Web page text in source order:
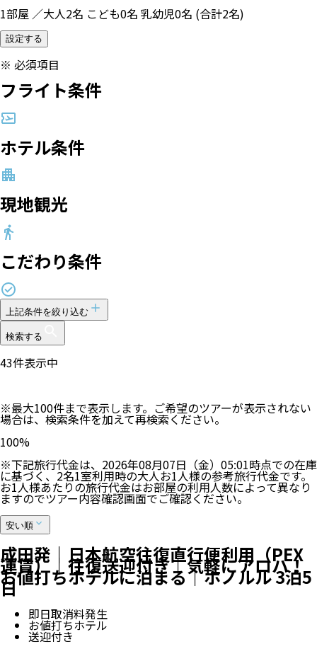
1部屋 ／大人2名 こども0名 乳幼児0名 (合計2名)
設定する
※ 必須項目
フライト条件
ホテル条件
現地観光
こだわり条件
上記条件を絞り込む
検索する
43件表示中
※最大100件まで表示します。ご希望のツアーが表示されない
場合は、検索条件を加えて再検索ください。
100%
※下記旅行代金は、 2026年08月07日（金）05:01時点での在庫
に基づく、2名1室利用時の大人お1人様の参考旅行代金です。
お1人様あたりの旅行代金はお部屋の利用人数によって異なり
ますのでツアー内容確認画面でご確認ください。
安い順
成田発｜日本航空往復直行便利用（PEX
運賃）｜往復送迎付き｜気軽にアロハ！
お値打ちホテルに泊まる｜ホノルル 3泊5
日
即日取消料発生
お値打ちホテル
送迎付き